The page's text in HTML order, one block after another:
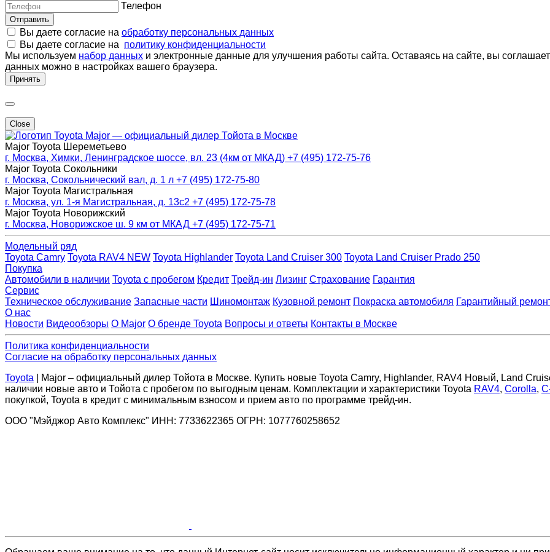
Телефон
Отправить
Вы даете согласие на обработку персональных данных
Вы даете согласие на политику конфиденциальности
Мы используем набор данных и электронные данные для улучшения работы сайта. Оставаясь на сайте, вы
данных можно в настройках вашего браузера.
Принять
Close
Major — официальный дилер Тойота в Москве
Major Toyota Шереметьево
г. Москва, Химки, Ленинградское шоссе, вл. 23 (4км от МКАД) +7 (495) 172-75-76
Major Toyota Сокольники
г. Москва, Сокольнический вал, д. 1 л +7 (495) 172-75-80
Major Toyota Магистральная
г. Москва, ул. 1-я Магистральная, д. 13с2 +7 (495) 172-75-78
Major Toyota Новорижский
г. Москва, Новорижское ш. 9 км от МКАД +7 (495) 172-75-71
Модельный ряд
Toyota Camry Toyota RAV4 NEW Toyota Highlander Toyota Land Cruiser 300 Toyota Land Cruiser Prado 250
Покупка
Автомобили в наличии Toyota с пробегом Кредит Трейд-ин Лизинг Страхование Гарантия
Сервис
Техническое обслуживание Запасные части Шиномонтаж Кузовной ремонт Покраска автомобиля Гарантийный
О нас
Новости Видеообзоры О Major О бренде Toyota Вопросы и ответы Контакты в Москве
Политика конфиденциальности
Согласие на обработку персональных данных
Toyota | Major – официальный дилер Тойота в Москве. Купить новые Toyota Camry, Highlander, RAV4 Новый, Land
наличии новые авто и Тойота с пробегом по выгодным ценам. Комплектации и характеристики Toyota RAV4, Corolla,
покупкой, Toyota в кредит с минимальным взносом и прием авто по программе трейд-ин.
ООО "Мэйджор Авто Комплекс" ИНН: 7733622365 ОГРН: 1077760258652